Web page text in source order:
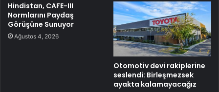
Hindistan, CAFE-III
Normlarını Paydaş
Görüşüne Sunuyor
Ağustos 4, 2026
Otomotiv devi rakiplerine
seslendi: Birleşmezsek
ayakta kalamayacağız